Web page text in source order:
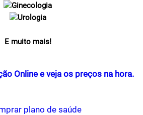
Ginecologia
Urologia
E muito mais!
Online e veja os preços na hora.
plano de saúde